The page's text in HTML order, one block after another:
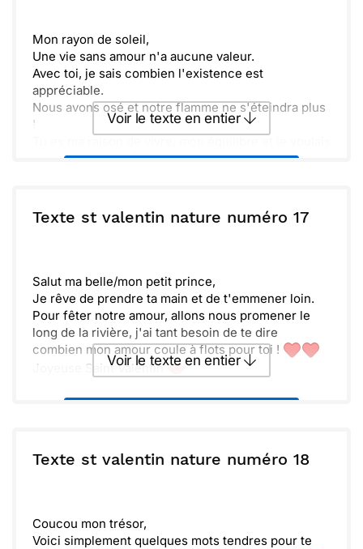
Mon rayon de soleil,
Une vie sans amour n'a aucune valeur.
Avec toi, je sais combien l'existence est
appréciable.
Nous avons osé et notre flamme ne s'éteindra plus
!
que tu le saches
Voir le texte en entier
ou : Copier Recevoir par mail
Texte st valentin nature numéro 17
Salut ma belle/mon petit prince,
Je rêve de prendre ta main et de t'emmener loin.
Pour fêter notre amour, allons nous promener le
long de la rivière, j'ai tant besoin de te dire
combien mon amour coule à flots pour toi !
Joyeuse Saint ValentinVoir le texte en entier
ou : Copier Recevoir par mail
Texte st valentin nature numéro 18
Coucou mon trésor,
Voici simplement quelques mots tendres pour te